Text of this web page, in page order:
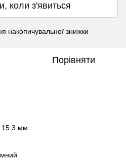
коли з'явиться
накопичувальної знижки
Порівняти
15.3 мм